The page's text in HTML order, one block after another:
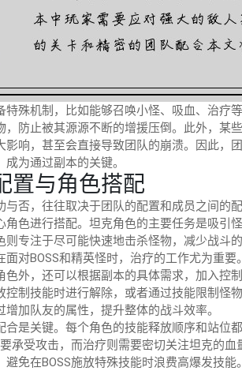
特殊机制，比如能够召唤小怪、吸血、治疗
，防止被其源源不断的增援压倒。此外，某
影响，甚至会直接导致团队的崩溃。因此，
为通过副本的关键。
置与角色搭配
与否，往往取决于团队的配置和成员之间的
角色进行搭配。坦克角色的主要任务是吸引
则专注于尽可能快速地击杀怪物，减少战斗
对BOSS和精英怪时，治疗的工作尤为重要。
色外，还可以根据副本的具体需求，加入控
控制技能时进行解除，或者通过技能限制怪
加队友的属性，提升整体的战斗效率。
合是关键。每个角色的技能释放顺序和站位
承受攻击，而治疗则需要密切关注坦克的
避免在BOSS施放特殊技能时浪费高爆发技